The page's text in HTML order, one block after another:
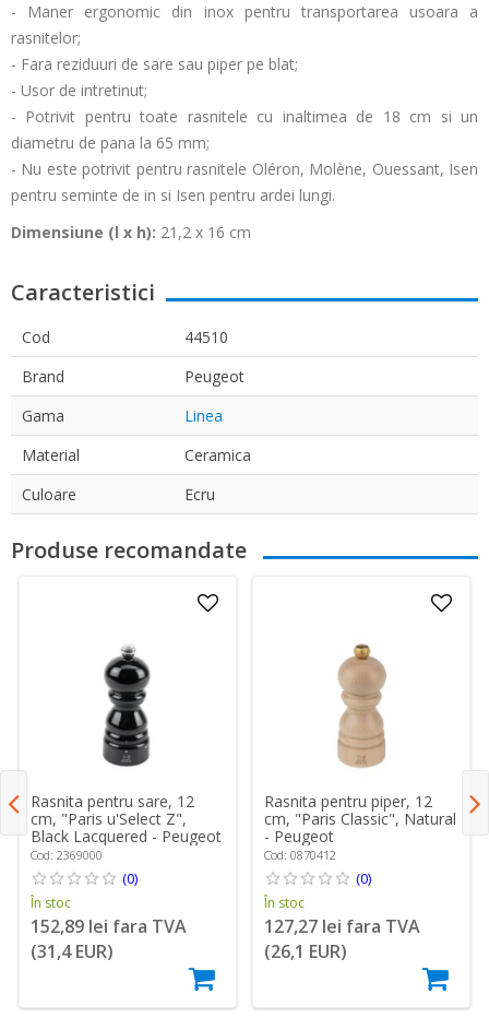
- Maner ergonomic din inox pentru transportarea usoara a
rasnitelor;
- Fara reziduuri de sare sau piper pe blat;
- Usor de intretinut;
- Potrivit pentru toate rasnitele cu inaltimea de 18 cm si un
diametru de pana la 65 mm;
- Nu este potrivit pentru rasnitele Oléron, Molène, Ouessant, Isen
pentru seminte de in si Isen pentru ardei lungi.
Dimensiune (l x h): 21,2 x 16 cm
Caracteristici
Cod
44510
Brand
Peugeot
Gama
Linea
Material
Ceramica
Culoare
Ecru
Produse recomandate
Rasnita pentru sare, 12
cm, "Paris u'Select Z",
Black Lacquered - Peugeot
Cod: 2369000
(0)
În stoc
152,89 lei fara TVA
(31,4 EUR)
Rasnita pentru piper, 12
cm, "Paris Classic", Natural
- Peugeot
Cod: 0870412
(0)
În stoc
127,27 lei fara TVA
(26,1 EUR)